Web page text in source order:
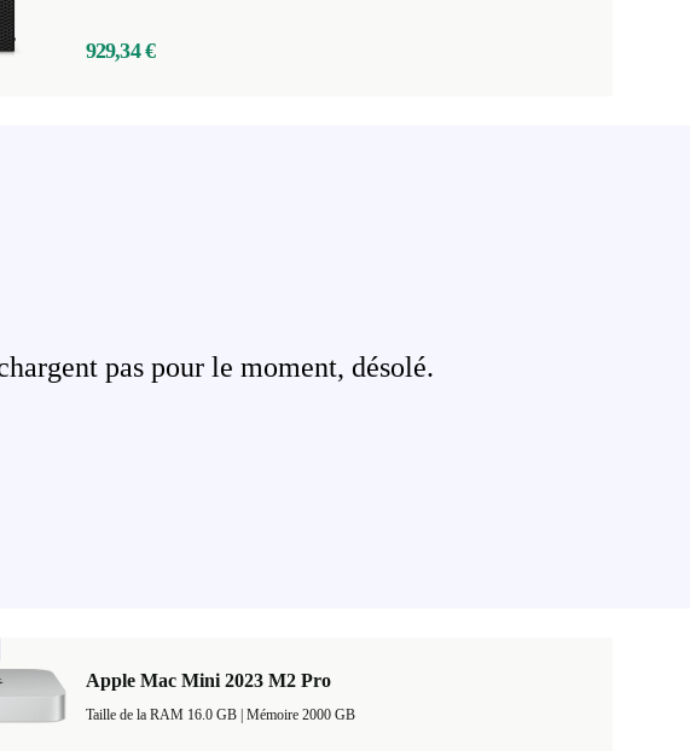
929,34 €
pas pour le moment, désolé.
Apple Mac Mini 2023 M2 Pro
Mémoire 2000 GB